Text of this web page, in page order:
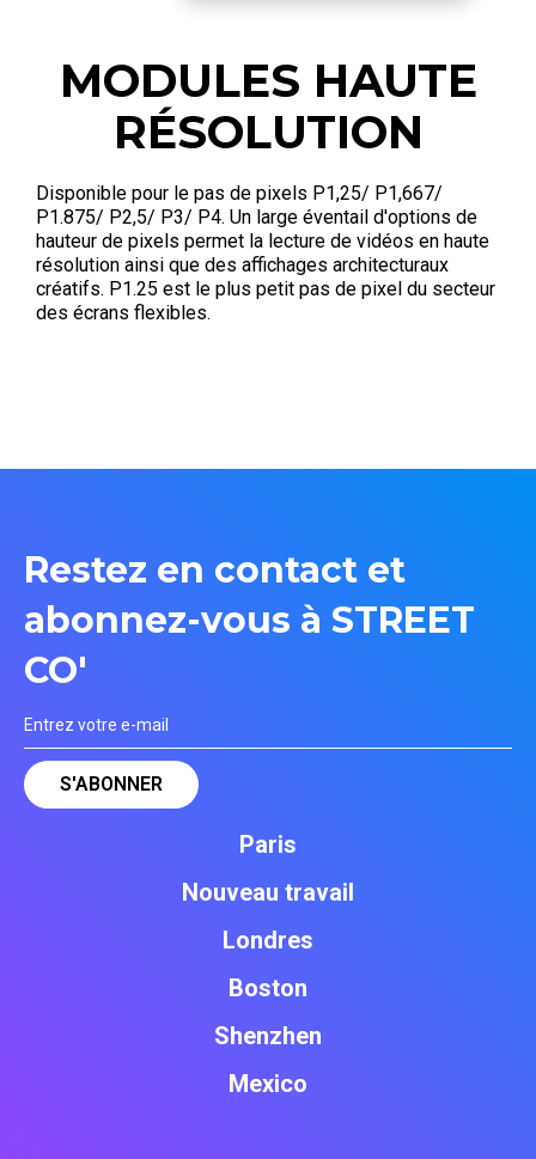
MODULES HAUTE
RÉSOLUTION
Disponible pour le pas de pixels P1,25/ P1,667/
P1.875/ P2,5/ P3/ P4. Un large éventail d'options de
hauteur de pixels permet la lecture de vidéos en haute
résolution ainsi que des affichages architecturaux
créatifs. P1.25 est le plus petit pas de pixel du secteur
des écrans flexibles.
Restez en contact et
abonnez-vous à STREET
CO'
Paris
Nouveau travail
Londres
Boston
Shenzhen
Mexico